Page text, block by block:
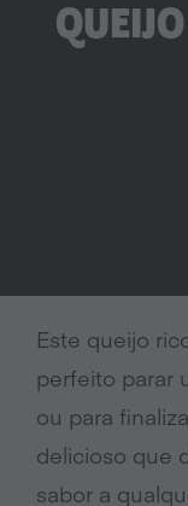
Este queijo
perfeito parar
ou para
delicioso que
sabor a